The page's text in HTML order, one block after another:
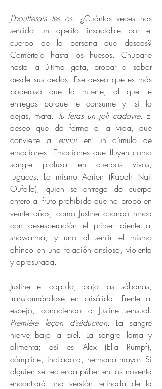
J’boufferais tes os. ¿Cuántas veces has
sentido un apetito insaciable por el
cuerpo de la persona que deseas?
Comértelo hasta los huesos. Chuparle
hasta la última gota, probar el sabor
desde sus dedos. Ese deseo que es más
poderoso que la muerte, al que te
entregas porque te consume y, si lo
dejas, mata. Tu feras un joli cadavre. El
deseo que da forma a la vida, que
convierte al ennuien un cúmulo de
emociones. Emociones que fluyen como
sangre profusa en cuerpos vivos,
fugaces. Lo mismo Adrien (Rabah Nait
Oufella), quien se entrega de cuerpo
entero al fruto prohibido que no probó en
veinte años, como Justine cuando hinca
con desesperación el primer diente al
shawarma, y uno al sentir el mismo
ahínco en una felación ansiosa, violenta
y apresurada.
Justine el capullo, bajo las sábanas,
transformándose en crisálida. Frente al
espejo, conociendo a Justine sensual.
Première leçon d’séduction. La sangre
hierve bajo la piel. La sangre llama y
alimenta; así es Alex (Ella Rumpf),
cómplice, incitadora, hermana mayor. Si
alguien se recuerda púber en los noventa
encontrará una versión refinada de la